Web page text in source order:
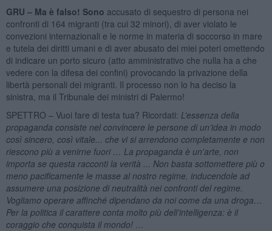
GRU – Ma è falso! Sono accusato di sequestro di persona nei
confronti di 164 migranti (tra cui 32 minori), di aver violato le
convezioni internazionali e le norme in materia di soccorso in mare
e tutela dei diritti umani e di aver abusato dei miei poteri omettendo
di indicare un porto sicuro (atto amministrativo che nulla ha a che
vedere con la difesa dei confini) provocando la privazione della
libertà personali dei migranti. Il processo non lo ha deciso la
sinistra, ma il Tribunale dei ministri di Palermo!
SPETTRO – Vuoi fare di testa tua? Ricordati: L’essenza della
propaganda consiste nel convincere le persone di un’idea in modo
così sincero, così vitale... che vi si arrendono completamente e non
riescono più a venirne fuori … La propaganda è un'arte, non
importa se questa racconti la verità ... Non basta sottomettere più o
meno pacificamente le masse al nostro regime, inducendole ad
assumere una posizione di neutralità nei confronti del regime.
Vogliamo operare affinché dipendano da noi come da una droga…
Per la politica il carattere conta molto più dell'intelligenza: è il
coraggio che conquista il mondo! …